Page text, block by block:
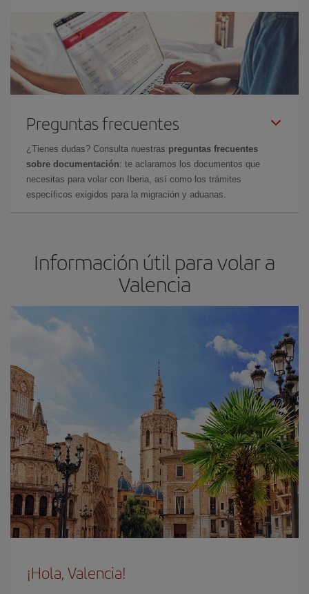
Preguntas frecuentes
¿Tienes dudas? Consulta nuestras preguntas frecuentes
sobre documentación: te aclaramos los documentos que
necesitas para volar con Iberia, así como los trámites
específicos exigidos para la migración y aduanas.
Información útil para volar a
Valencia
¡Hola, Valencia!